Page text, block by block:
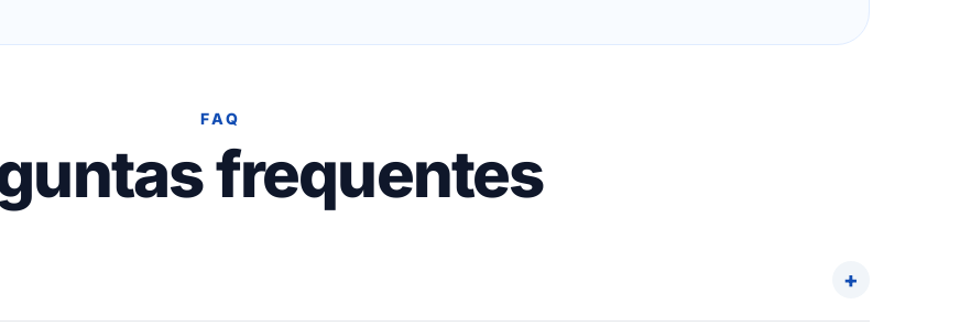
FAQ
frequentes